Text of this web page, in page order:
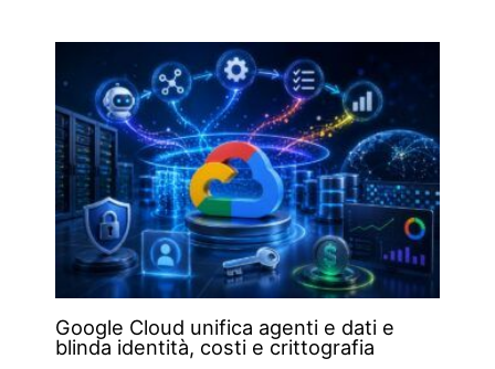
Google Cloud unifica agenti e dati e
blinda identità, costi e crittografia